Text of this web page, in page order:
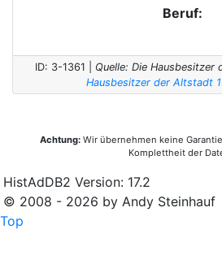
Beruf:
ID: 3-1361 | Quelle: Die Hausbesitzer
Hausbesitzer der Altstadt
Achtung: Wir übernehmen keine
Komplettheit der
HistAdDB2 Version: 17.2
© 2008 - 2026 by Andy Steinhauf
Top